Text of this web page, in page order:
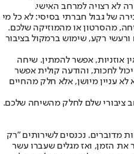
לא רצויה למרחב האישי.
של גבול חברתי בסיסי: לא כל מי
מהסרטון או מהמוזיקה שלכם.
רקע, שימוש ברמקול בציבור
אוזניות, אפשר להמתין. שיחה
לחכות, והודעה קולית אפשר
לא עניין מיושן, אלא חלק מהחיים
ציבורי שלם לחלק מהשיחה שלכם.
מדוברים. נכנסים לשירותים "רק
את הזמן, ואז מגלים שעברו עשר